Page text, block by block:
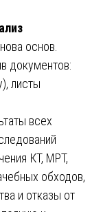
основ.
документов:
листы
всех
КТ, МРТ,
обходов,
и отказы от